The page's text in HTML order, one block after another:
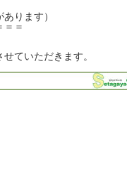
ります）
＝＝
ていただきます。